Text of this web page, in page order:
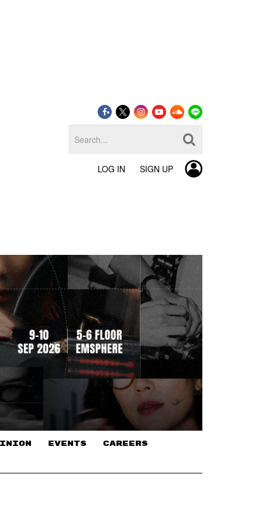
LOG IN SIGN UP
EVENTS CAREERS